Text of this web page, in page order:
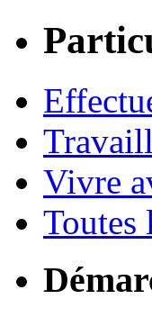
Vivre
Toutes